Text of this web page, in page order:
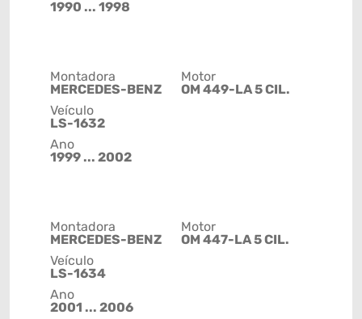
1990 ... 1998
Montadora
MERCEDES-BENZ
Veículo
LS-1632
Ano
1999 ... 2002
Motor
OM 449-LA 5 CIL.
Montadora
MERCEDES-BENZ
Veículo
LS-1634
Ano
2001 ... 2006
Motor
OM 447-LA 5 CIL.